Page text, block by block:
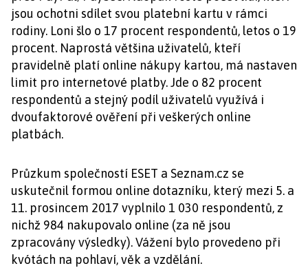
jsou ochotni sdílet svou platební kartu v rámci
rodiny. Loni šlo o 17 procent respondentů, letos o 19
procent. Naprostá většina uživatelů, kteří
pravidelně platí online nákupy kartou, má nastaven
limit pro internetové platby. Jde o 82 procent
respondentů a stejný podíl uživatelů využívá i
dvoufaktorové ověření při veškerých online
platbách.
Průzkum společností ESET a Seznam.cz se
uskutečnil formou online dotazníku, který mezi 5. a
11. prosincem 2017 vyplnilo 1 030 respondentů, z
nichž 984 nakupovalo online (za ně jsou
zpracovány výsledky). Vážení bylo provedeno při
kvótách na pohlaví, věk a vzdělání.